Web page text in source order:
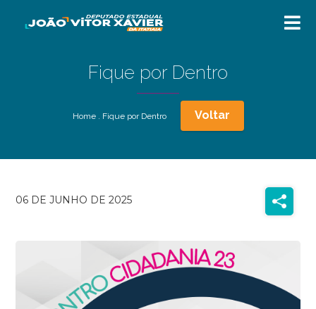
Fique por Dentro
Home. Fique por Dentro Voltar
06 DE JUNHO DE 2025